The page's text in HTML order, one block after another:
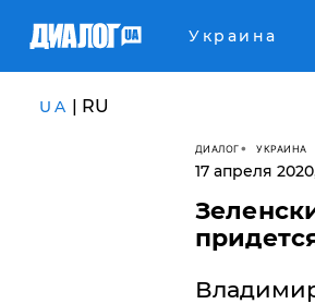
Украина
UA | RU
ДИАЛОГ УКРАИНА
17 апреля